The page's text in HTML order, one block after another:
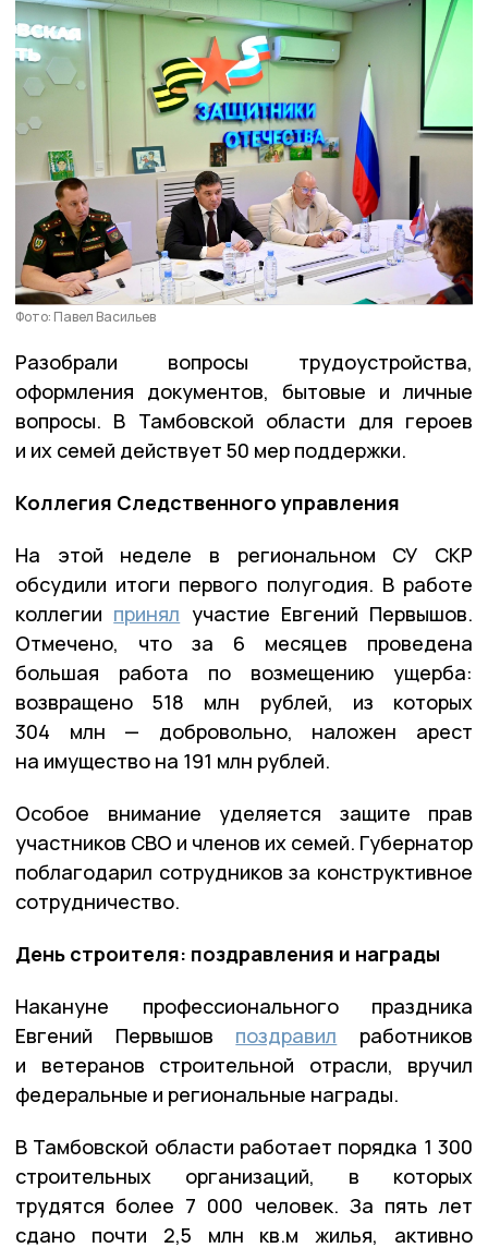
Фото: Павел Васильев
Разобрали вопросы трудоустройства,
оформления документов, бытовые и личные
вопросы. В Тамбовской области для героев
и их семей действует 50 мер поддержки.
Коллегия Следственного управления
На этой неделе в региональном СУ СКР
обсудили итоги первого полугодия. В работе
коллегии принял участие Евгений Первышов.
Отмечено, что за 6 месяцев проведена
большая работа по возмещению ущерба:
возвращено 518 млн рублей, из которых
304 млн — добровольно, наложен арест
на имущество на 191 млн рублей.
Особое внимание уделяется защите прав
участников СВО и членов их семей. Губернатор
поблагодарил сотрудников за конструктивное
сотрудничество.
День строителя: поздравления и награды
Накануне профессионального праздника
Евгений Первышов поздравил работников
и ветеранов строительной отрасли, вручил
федеральные и региональные награды.
В Тамбовской области работает порядка 1 300
строительных организаций, в которых
трудятся более 7 000 человек. За пять лет
сдано почти 2,5 млн кв.м жилья, активно